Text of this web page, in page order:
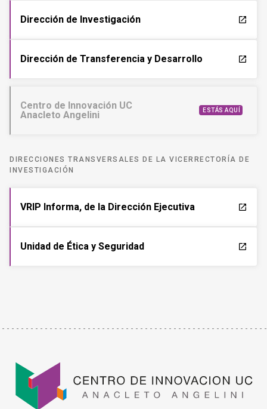
Dirección de Investigación launch
Dirección de Transferencia y Desarrollo launch
Centro de Innovación UC
Anacleto Angelini
ESTÁS AQUÍ
DIRECCIONES TRANSVERSALES DE LA VICERRECTORÍA DE
INVESTIGACIÓN
VRIP Informa, de la Dirección Ejecutiva launch
Unidad de Ética y Seguridad launch